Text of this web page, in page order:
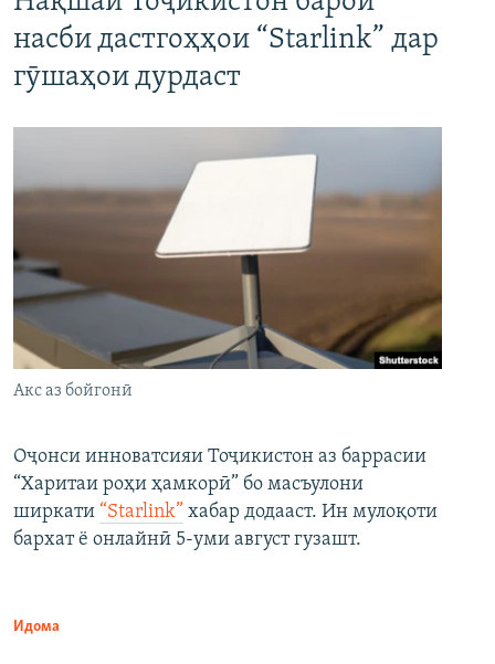
насби дастгоҳҳои “Starlink” дар
гӯшаҳои дурдаст
Акс аз бойгонӣ
Оҷонси инноватсияи Тоҷикистон аз баррасии
“Харитаи роҳи ҳамкорӣ” бо масъулони
ширкати “Starlink” хабар додааст. Ин мулоқоти
бархат ё онлайнӣ 5-уми август гузашт.
Идома